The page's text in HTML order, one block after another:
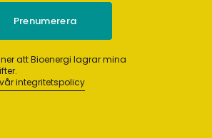
att Bioenergi lagrar mina
integritetspolicy